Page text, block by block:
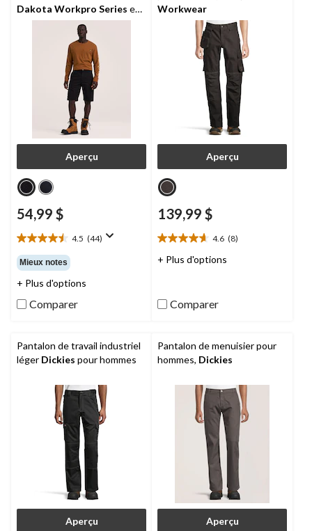
Dakota Workpro Series en
sergé, pour hommes
Aperçu
54,99 $
4.5 (44)
4.5
étoile(s)
sur
5.
44
évaluations
Mieux notes
+ Plus d'options
Comparer
Workwear
Aperçu
139,99 $
4.6 (8)
4.6
étoile(s)
8
évaluations
+ Plus d'options
Comparer
Pantalon de travail industriel
léger Dickies pour hommes
Aperçu
Pantalon de menuisier pour
hommes, Dickies
Aperçu